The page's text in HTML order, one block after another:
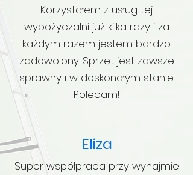
Korzystałem z usług tej
wypożyczalni już kilka razy i za
każdym razem jestem bardzo
zadowolony. Sprzęt jest zawsze
sprawny i w doskonałym stanie.
Polecam!
Eliza
Super współpraca przy wynajmie